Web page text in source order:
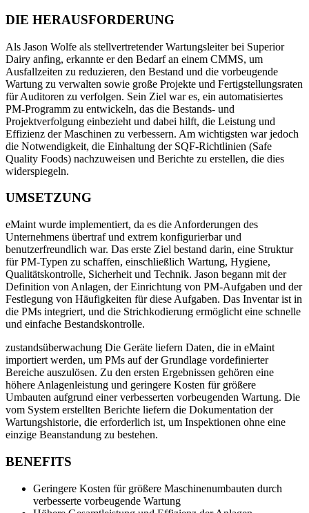
Prädiktive Wartung
Auf Basis von Sensor- und Zustandsdaten handeln
Facility Management
Gewerbe, Bildung, gemischt genutzte Immobilien
DIE HERAUSFORDERUNG
Als Jason Wolfe als stellvertretender Wartungsleiter bei Superior
Dairy anfing, erkannte er den Bedarf an einem CMMS, um
Ausfallzeiten zu reduzieren, den Bestand und die vorbeugende
Wartung zu verwalten sowie große Projekte und Fertigstellungsraten
für Auditoren zu verfolgen. Sein Ziel war es, ein automatisiertes
PM-Programm zu entwickeln, das die Bestands- und
Projektverfolgung einbezieht und dabei hilft, die Leistung und
Effizienz der Maschinen zu verbessern. Am wichtigsten war jedoch
die Notwendigkeit, die Einhaltung der SQF-Richtlinien (Safe
Quality Foods) nachzuweisen und Berichte zu erstellen, die dies
widerspiegeln.
UMSETZUNG
eMaint wurde implementiert, da es die Anforderungen des
Unternehmens übertraf und extrem konfigurierbar und
benutzerfreundlich war. Das erste Ziel bestand darin, eine Struktur
für PM-Typen zu schaffen, einschließlich Wartung, Hygiene,
Qualitätskontrolle, Sicherheit und Technik. Jason begann mit der
Definition von Anlagen, der Einrichtung von PM-Aufgaben und der
Festlegung von Häufigkeiten für diese Aufgaben. Das Inventar ist in
die PMs integriert, und die Strichkodierung ermöglicht eine schnelle
und einfache Bestandskontrolle.
zustandsüberwachung Die Geräte liefern Daten, die in eMaint
importiert werden, um PMs auf der Grundlage vordefinierter
Bereiche auszulösen. Zu den ersten Ergebnissen gehören eine
höhere Anlagenleistung und geringere Kosten für größere
Umbauten aufgrund einer verbesserten vorbeugenden Wartung. Die
vom System erstellten Berichte liefern die Dokumentation der
Wartungshistorie, die erforderlich ist, um Inspektionen ohne eine
einzige Beanstandung zu bestehen.
BENEFITS
Geringere Kosten für größere Maschinenumbauten durch
verbesserte vorbeugende Wartung